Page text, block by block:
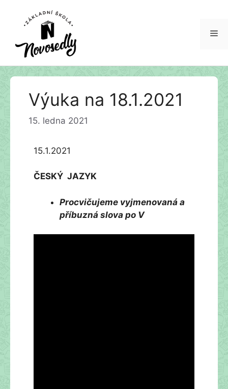
Přeskočit
Výuka na 18.1.2021
15. ledna 2021
15.1.2021
ČESKÝ JAZYK
Procvičujeme vyjmenovaná a
příbuzná slova po V